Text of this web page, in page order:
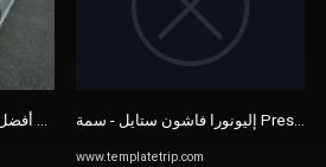
أفضل سعر مستعمل تويوتا يتمنى DBA-ZNE10G مستعملة للبيع - السيارات ...
www.templatetrip.com